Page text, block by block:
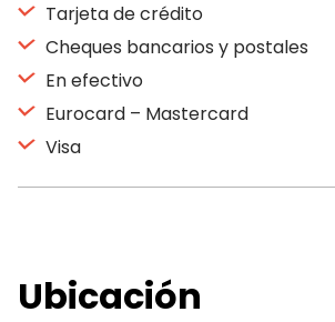
Tarjeta de crédito
Cheques bancarios y postales
En efectivo
Eurocard – Mastercard
Visa
Ubicación